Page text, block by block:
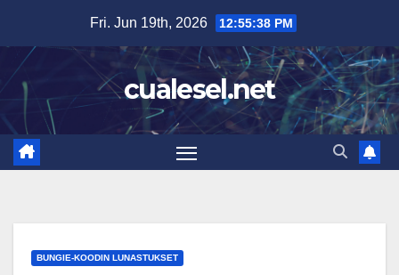
content
Fri. Jun 19th, 2026 12:55:39 PM
cualesel.net
BUNGIE-KOODIN LUNASTUKSET